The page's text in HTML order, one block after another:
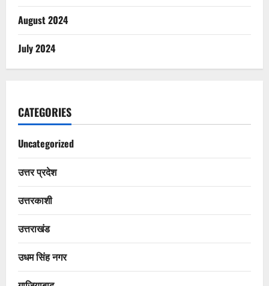
August 2024
July 2024
CATEGORIES
Uncategorized
उत्तर प्रदेश
उत्तरकाशी
उत्तराखंड
उधम सिंह नगर